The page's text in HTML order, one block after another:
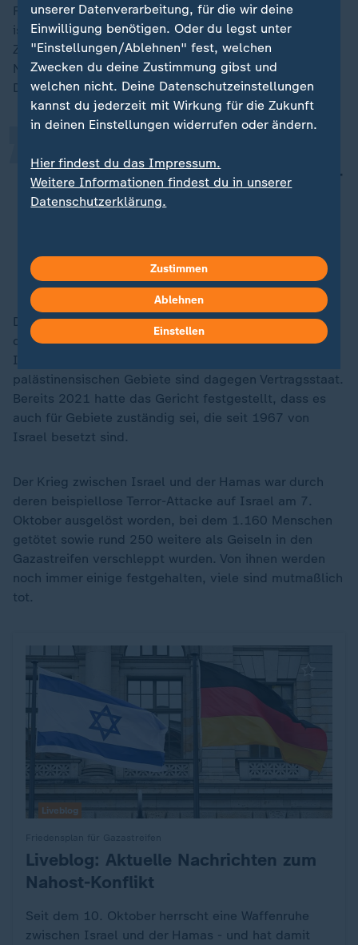
Für Deutschland bedeuteten die Haftbefehle gegen
israelische Politiker ein "riesiges Dilemma", erklärt
ZDF-Korrespondent Reichert. Eigentlich müsse
Netanjahu verhaftet werden, wenn er nach
Deutschland kommt.
Unterstützer Israels neben den USA -
und es ist schlecht vorstellbar, dass
„
Thomas Reichert, ZDF-Korrespondent
Die USA sind kein Mitglied des IStGH, dort müssen
die Haftbefehle also nicht vollstreckt werden. Auch
Israel erkennt den Strafgerichtshof nicht an. Die
palästinensischen Gebiete sind dagegen Vertragsstaat.
Bereits 2021 hatte das Gericht festgestellt, dass es
auch für Gebiete zuständig sei, die seit 1967 von
Israel besetzt sind.
Der Krieg zwischen Israel und der Hamas war durch
deren beispiellose Terror-Attacke auf Israel am 7.
Oktober ausgelöst worden, bei dem 1.160 Menschen
getötet sowie rund 250 weitere als Geiseln in den
Gazastreifen verschleppt wurden. Von ihnen werden
noch immer einige festgehalten, viele sind mutmaßlich
tot.
:Liveblog: Aktuelle Nachrichten zum
Nahost-Konflikt
Seit dem 10. Oktober herrscht eine Waffenruhe
zwischen Israel und der Hamas - und hat damit
Liveblog
unserer Datenverarbeitung, für die wir deine
Einwilligung benötigen. Oder du legst unter
"Einstellungen/Ablehnen" fest, welchen
Zwecken du deine Zustimmung gibst und
welchen nicht. Deine Datenschutzeinstellungen
kannst du jederzeit mit Wirkung für die Zukunft
in deinen Einstellungen widerrufen oder ändern.
Hier findest du das Impressum.
Weitere Informationen findest du in unserer
Datenschutzerklärung.
Zustimmen
Ablehnen
Einstellen